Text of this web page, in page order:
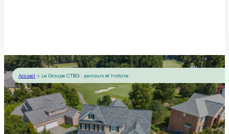
Accueil » Le Groupe CTBG : parcours et histoire